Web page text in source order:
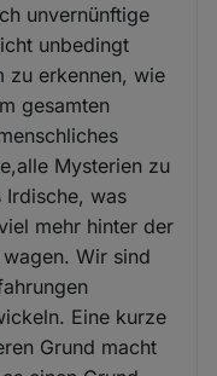
unvernünftige
unbedingt
zu erkennen, wie
gesamten
Mysterien zu
Irdische, was
mehr hinter der
Wir sind
Eine kurze
Grund macht